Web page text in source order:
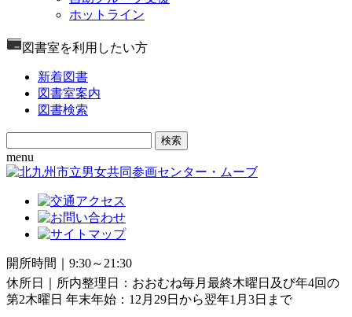
ホットライン
図書室を利用したい方
新着図書
図書室案内
図書検索
Search
for:
menu
開所時間｜9:30～21:30
休所日｜所内整理日：おおむね毎月最終木曜日及び年4回の
第2木曜日 年末年始：12月29日から翌年1月3日まで